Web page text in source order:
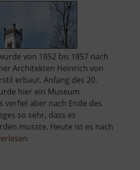
von 1852 bis 1857 nach
Architekten Heinrich von
erbaut. Anfang des 20.
hier ein Museum
verfiel aber nach Ende des
so sehr, dass es
musste. Heute ist es nach